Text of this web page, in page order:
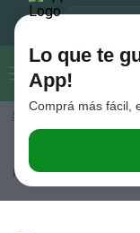
Seleccioná el método
Lo que te
App!
Comprá más fácil,
Fetas Finas x 120 Grs
Términos más
.